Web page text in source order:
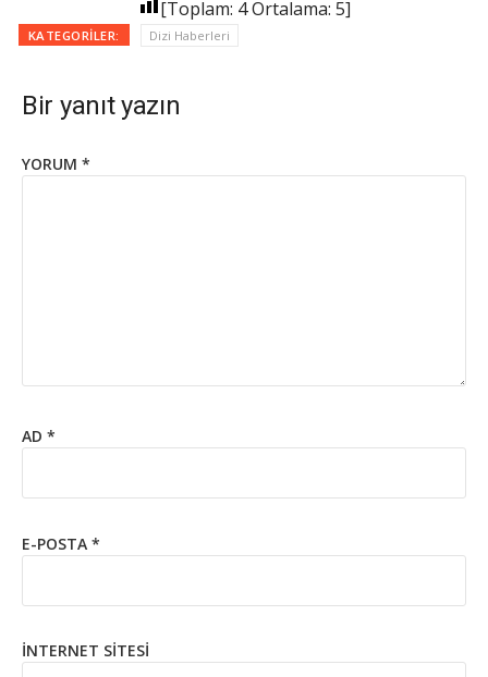
[Toplam: 4Ortalama: 5]
KATEGORILER: Dizi Haberleri
Bir yanıt yazın
YORUM *
AD *
E-POSTA *
İNTERNET SITESI